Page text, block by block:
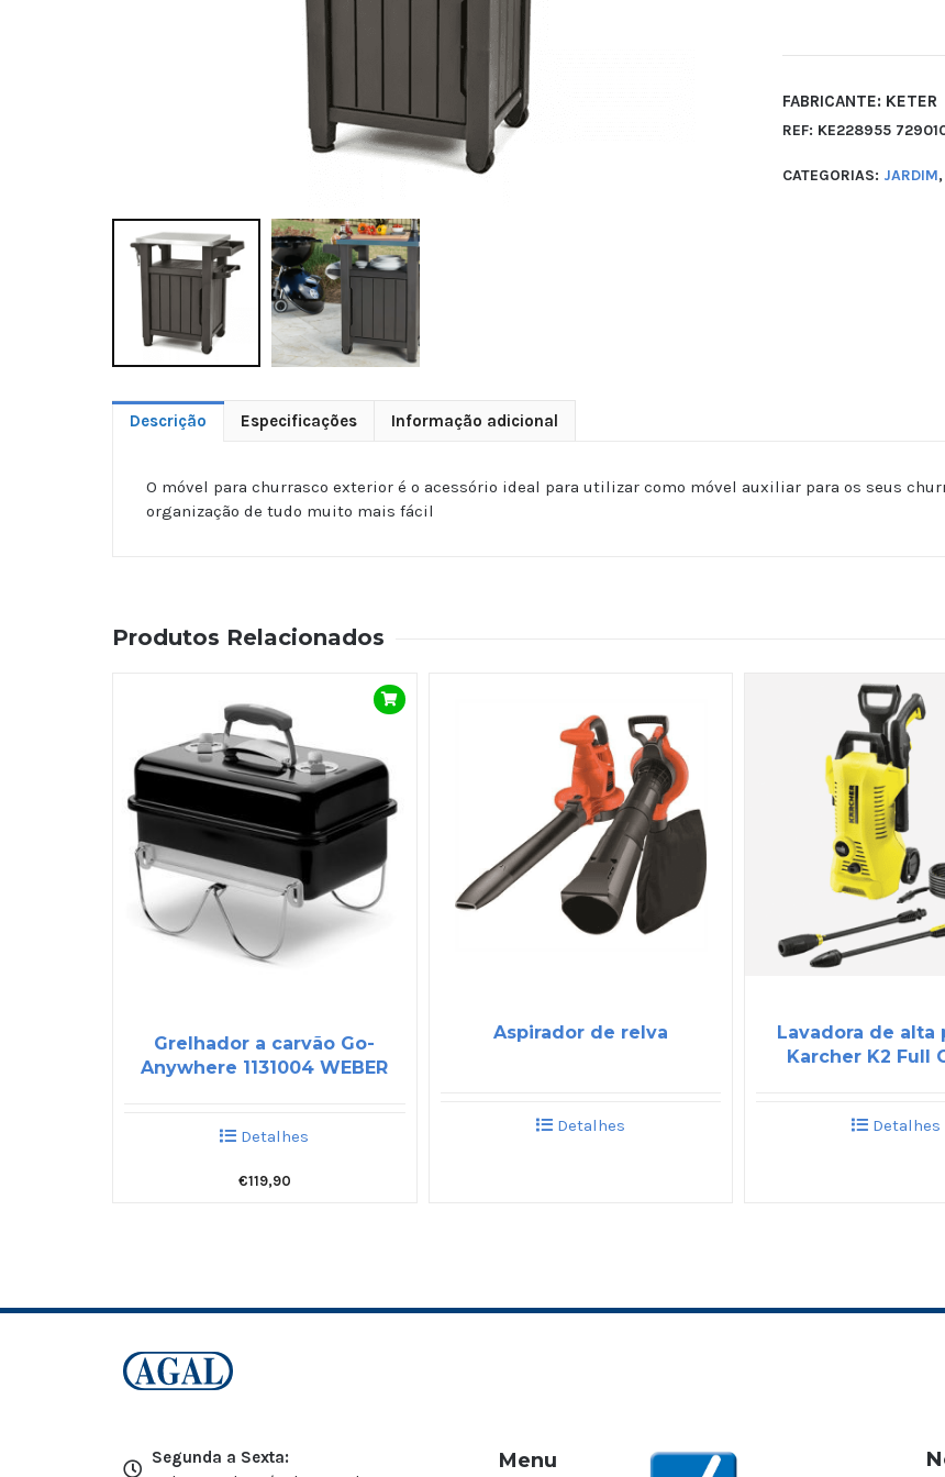
FABRICANTE: KETER
REF: KE228955
CATEGORIAS: JARDIM,
Descrição Especificações Informação adicional
O móvel para churrasco exterior é o acessório ideal para utilizar como móvel auxiliar para os seus
organização de tudo muito mais fácil
Produtos Relacionados
Grelhador a carvão Go-
Anywhere 1131004 WEBER
Detalhes
€119,90
Aspirador de relva
Detalhes
Lavadora de alta
Karcher K2 Full
Detalhes
Segunda a Sexta:
Menu